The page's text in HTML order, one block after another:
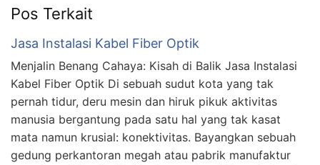
Pos Terkait
Jasa Instalasi Kabel Fiber Optik
Menjalin Benang Cahaya: Kisah di Balik Jasa Instalasi
Kabel Fiber Optik Di sebuah sudut kota yang tak
pernah tidur, deru mesin dan hiruk pikuk aktivitas
manusia bergantung pada satu hal yang tak kasat
mata namun krusial: konektivitas. Bayangkan sebuah
gedung perkantoran megah atau pabrik manufaktur